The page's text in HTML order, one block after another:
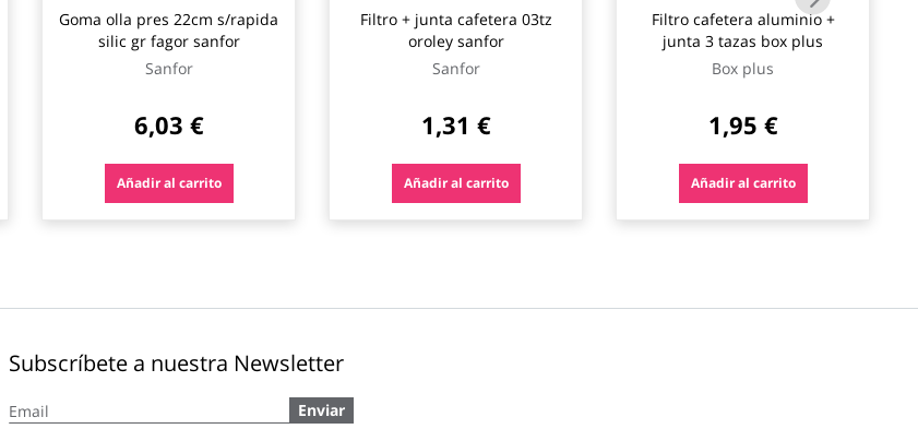
Goma olla pres 22cm s/rapida
silic gr fagor sanfor
Sanfor
6,03 €
Añadir al carrito
Filtro + junta cafetera 03tz
oroley sanfor
Sanfor
1,31 €
Añadir al carrito
Filtro cafetera aluminio +
junta 3 tazas box plus
Box plus
1,95 €
Añadir al carrito
Subscríbete a nuestra Newsletter
a
Enviar